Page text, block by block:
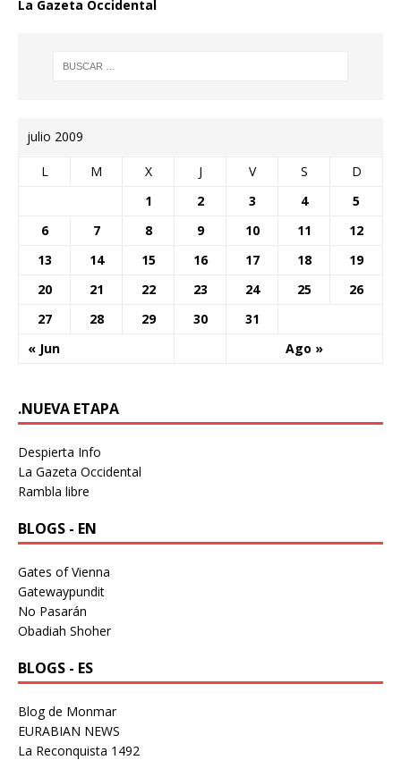
La Gazeta Occidental
julio 2009
L M X J V S D
« Jun Ago »
1 2 3 4
5
6
7 8 9 10 11
12
13
14 15 16 17 18
19
20
21 22 23 24 25
26
27
28 29 30 31
.NUEVA ETAPA
Despierta Info
La Gazeta Occidental
Rambla libre
BLOGS - EN
Gates of Vienna
Gatewaypundit
No Pasarán
Obadiah Shoher
BLOGS - ES
Blog de Monmar
EURABIAN NEWS
La Reconquista 1492